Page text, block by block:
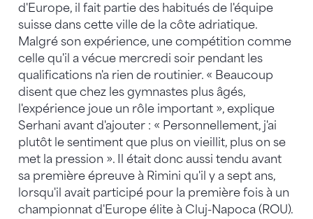
d'Europe, il fait partie des habitués de l'équipe
suisse dans cette ville de la côte adriatique.
Malgré son expérience, une compétition comme
celle qu'il a vécue mercredi soir pendant les
qualifications n'a rien de routinier. « Beaucoup
disent que chez les gymnastes plus âgés,
l'expérience joue un rôle important », explique
Serhani avant d'ajouter : « Personnellement, j'ai
plutôt le sentiment que plus on vieillit, plus on se
met la pression ». Il était donc aussi tendu avant
sa première épreuve à Rimini qu'il y a sept ans,
lorsqu'il avait participé pour la première fois à un
championnat d'Europe élite à Cluj-Napoca (ROU).